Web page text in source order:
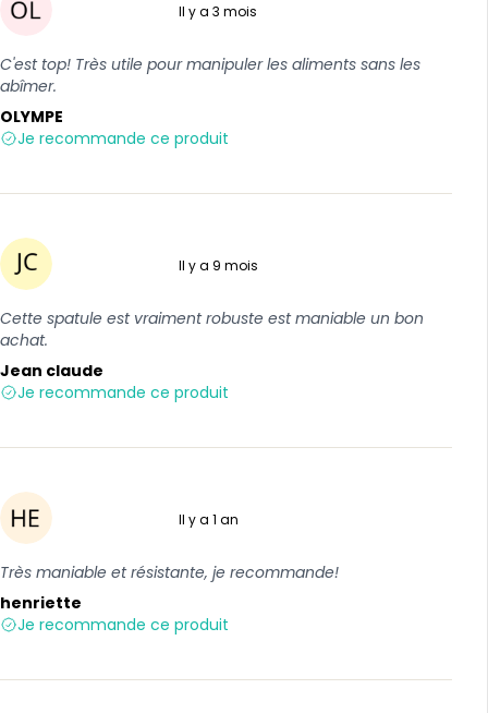
Il y a 3 mois
C'est top! Très utile pour manipuler les aliments sans les
abîmer.
OLYMPE
Je recommande ce produit
Il y a 9 mois
Cette spatule est vraiment robuste est maniable un bon
achat.
Jean claude
Je recommande ce produit
Il y a 1 an
Très maniable et résistante, je recommande!
henriette
Je recommande ce produit